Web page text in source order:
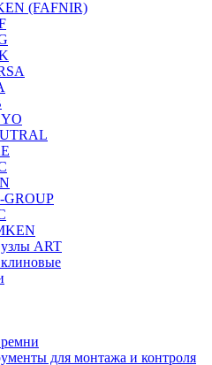
(FAFNIR)
ART
для монтажа и контроля